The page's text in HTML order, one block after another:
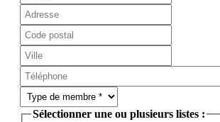
Sélectionner une ou plusieurs listes :